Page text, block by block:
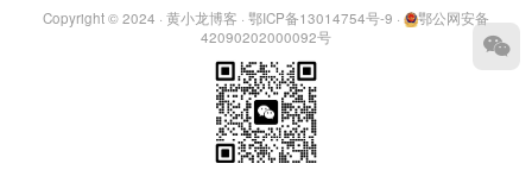
Copyright © 2024 ·黄小龙博客 ·鄂ICP备13014754号-9 ·
鄂公网安备
42090202000092号